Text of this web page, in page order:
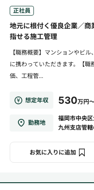
正社員
地元に根付く優良企業／商
指せる施工管理
【職務概要】マンションやビ
に携わっていただきます。【
価、工程管...
想定年収 530万円
勤務地
福岡市中央
九州支店管
お気に入りに追加